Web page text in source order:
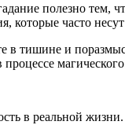
полезно тем,
которые часто несут
тишине и
в реальной